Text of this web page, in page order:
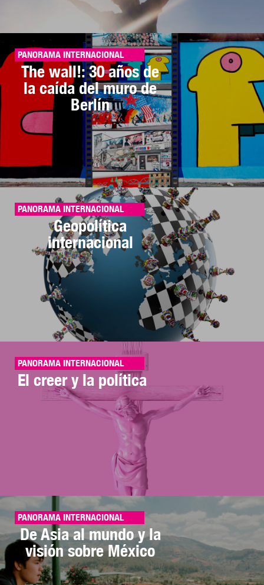
PANORAMA INTERNACIONAL
The wall!: 30 años de
la caída del muro de
Berlín
PANORAMA INTERNACIONAL
Geopolítica
internacional
PANORAMA INTERNACIONAL
El creer y la política
PANORAMA INTERNACIONAL
De Asia al mundo y la
visión sobre México